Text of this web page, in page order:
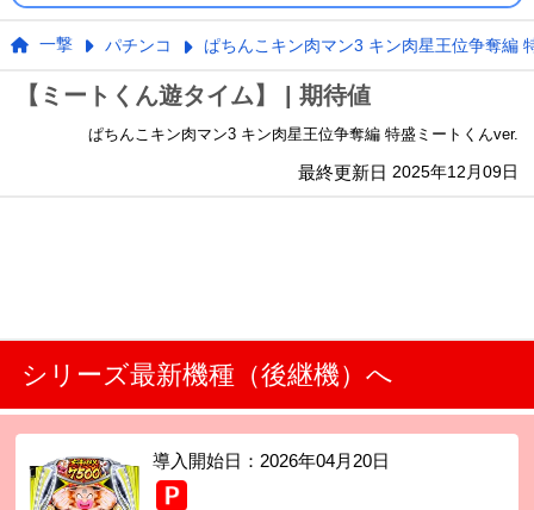
一撃 パチンコ ぱちんこキン肉マン3 キン肉星王位争奪編
【ミートくん遊タイム】 | 期待値
ぱちんこキン肉マン3 キン肉星王位争奪編 特盛ミートくんver.
最終更新日 2025年12月09日
シリーズ最新機種（後継機）へ
導入開始日： 2026年04月20日